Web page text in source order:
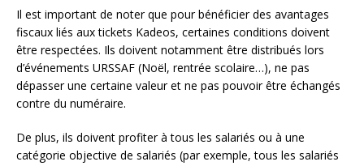
Il est important de noter que pour bénéficier des avantages
fiscaux liés aux tickets Kadeos, certaines conditions doivent
être respectées. Ils doivent notamment être distribués lors
d’événements URSSAF (Noël, rentrée scolaire…), ne pas
dépasser une certaine valeur et ne pas pouvoir être échangés
contre du numéraire.
De plus, ils doivent profiter à tous les salariés ou à une
catégorie objective de salariés (par exemple, tous les salariés